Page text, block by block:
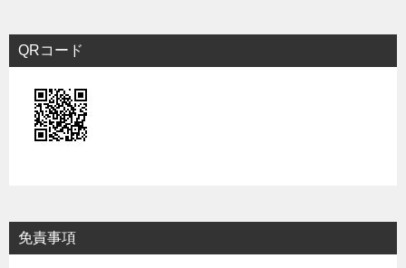
QRコード
免責事項